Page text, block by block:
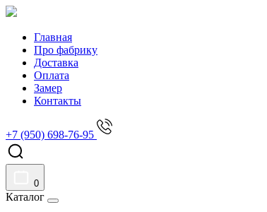
Главная
Про фабрику
Доставка
Оплата
Замер
Контакты
+7 (950) 698-76-95
0
Каталог